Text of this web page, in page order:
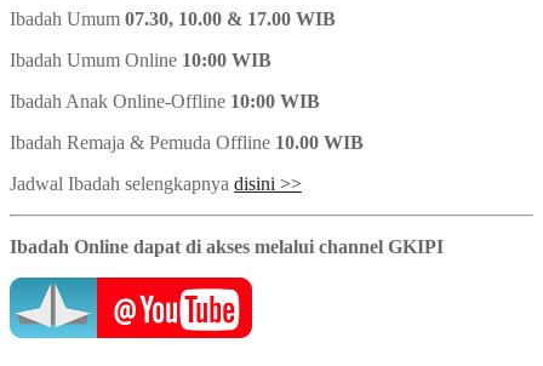
Ibadah Umum 07.30, 10.00 & 17.00 WIB
Ibadah Umum Online 10:00 WIB
Ibadah Anak Online-Offline 10:00 WIB
Ibadah Remaja & Pemuda Offline 10.00 WIB
Jadwal Ibadah selengkapnya disini >>
Ibadah Online dapat di akses melalui channel GKIPI